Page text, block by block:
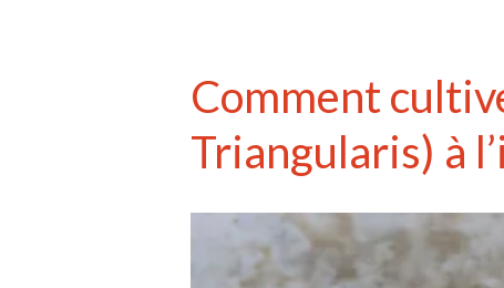
Comment
Triangularis) à